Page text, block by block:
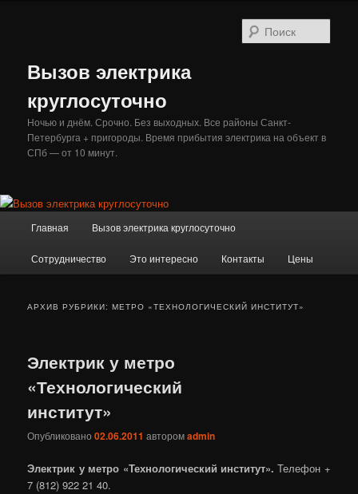
Вызов электрика
круглосуточно
Ночью и днём. Срочно. Без выходных. Все районы Санкт-
Петербурга + пригороды. Время прибытия электрика на объект в
СПб — от 10 минут.
Главная Вызов электрика круглосуточно
Сотрудничество Это интересно Контакты Цены
АРХИВ РУБРИКИ:МЕТРО «ТЕХНОЛОГИЧЕСКИЙ ИНСТИТУТ»
Электрик у метро
«Технологический
институт»
Опубликовано02.06.2011 авторомadmin
Электрик у метро «Технологический институт». Телефон +
7 (812) 922 21 40.